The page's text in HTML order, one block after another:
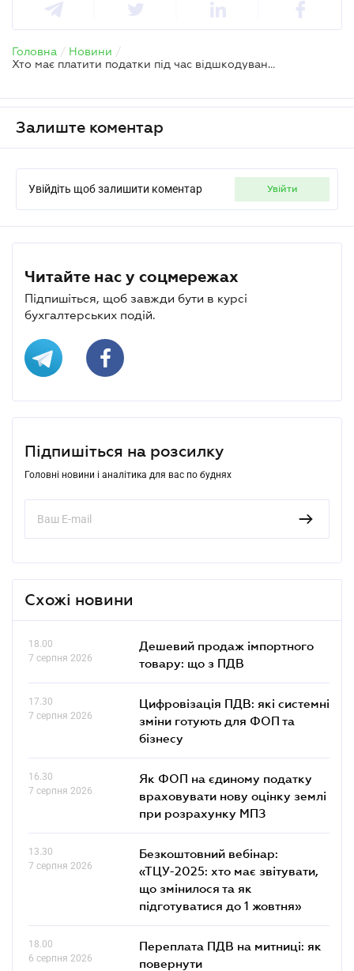
Головна / Новини /
Хто має платити податки під час відшкодування судових витрат
Залиште коментар
Увійдіть щоб залишити коментар увійти
Читайте нас у соцмережах
Підпишіться, щоб завжди бути в курсі
бухгалтерських подій.
Підпишіться на розсилку
Головні новини і аналітика для вас по буднях
Схожі новини
18.00
7 серпня 2026
Дешевий продаж імпортного
товару: що з ПДВ
17.30
7 серпня 2026
Цифровізація ПДВ: які системні
зміни готують для ФОП та
бізнесу
16.30
7 серпня 2026
Як ФОП на єдиному податку
враховувати нову оцінку землі
при розрахунку МПЗ
13.30
7 серпня 2026
Безкоштовний вебінар:
«ТЦУ-2025: хто має звітувати,
що змінилося та як
підготуватися до 1 жовтня»
18.00
6 серпня 2026
Переплата ПДВ на митниці: як
повернути